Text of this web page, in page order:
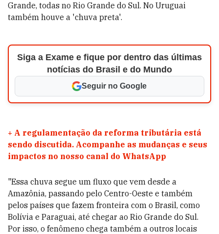
Grande, todas no Rio Grande do Sul. No Uruguai
também houve a 'chuva preta'.
Siga a Exame e fique por dentro das últimas
notícias do Brasil e do Mundo
Seguir no Google
+ A regulamentação da reforma tributária está
sendo discutida. Acompanhe as mudanças e seus
impactos no nosso canal do WhatsApp
"Essa chuva segue um fluxo que vem desde a
Amazônia, passando pelo Centro-Oeste e também
pelos países que fazem fronteira com o Brasil, como
Bolívia e Paraguai, até chegar ao Rio Grande do Sul.
Por isso, o fenômeno chega também a outros locais